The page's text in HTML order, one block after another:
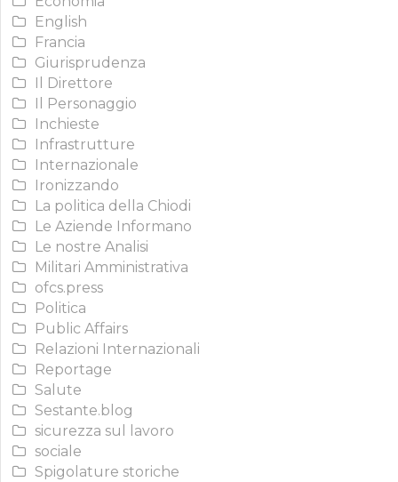
English
Francia
Giurisprudenza
Il Direttore
Il Personaggio
Inchieste
Infrastrutture
Internazionale
Ironizzando
La politica della Chiodi
Le Aziende Informano
Le nostre Analisi
Militari Amministrativa
ofcs.press
Politica
Public Affairs
Relazioni Internazionali
Reportage
Salute
Sestante.blog
sicurezza sul lavoro
sociale
Spigolature storiche